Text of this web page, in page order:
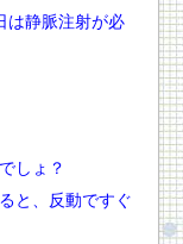
は静脈注射が必
しょ？
と、反動ですぐ